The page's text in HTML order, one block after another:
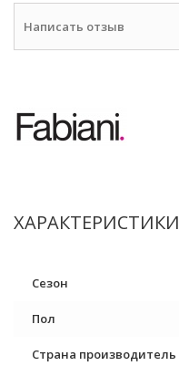
Написать отзыв
ХАРАКТЕРИСТИКИ
Сезон
Пол
Страна производитель